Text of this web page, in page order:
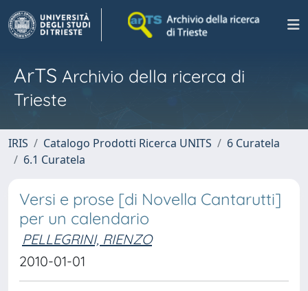
ArTS Archivio della ricerca di
Trieste
IRIS Catalogo Prodotti Ricerca UNITS
6 Curatela
6.1 Curatela
Versi e prose [di Novella Cantarutti]
per un calendario
PELLEGRINI, RIENZO
2010-01-01